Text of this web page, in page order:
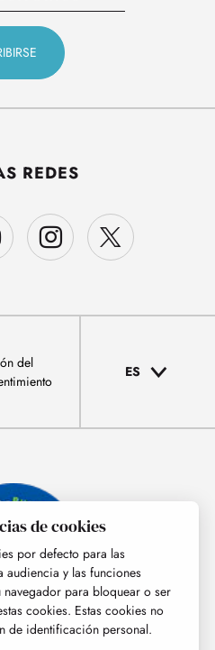
REDES
del
ES
Pyrénées
de cookies
por defecto para las
audiencia y las funciones
para bloquear o ser
cookies. Estas cookies no
de identificación personal.